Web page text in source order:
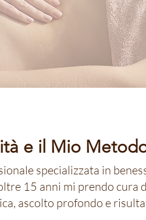
e il Mio
specializzata in
15 anni mi prendo cura
ascolto profondo e